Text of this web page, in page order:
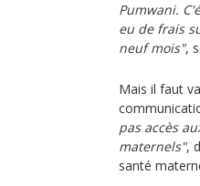
Pumwani.
eu de frais
neuf mois",
Mais il faut
pas accès
maternels",
santé